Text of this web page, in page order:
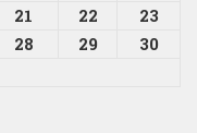
21 22
23
28 29
30